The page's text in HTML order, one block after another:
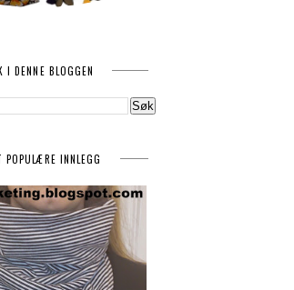
I DENNE BLOGGEN
POPULÆRE INNLEGG